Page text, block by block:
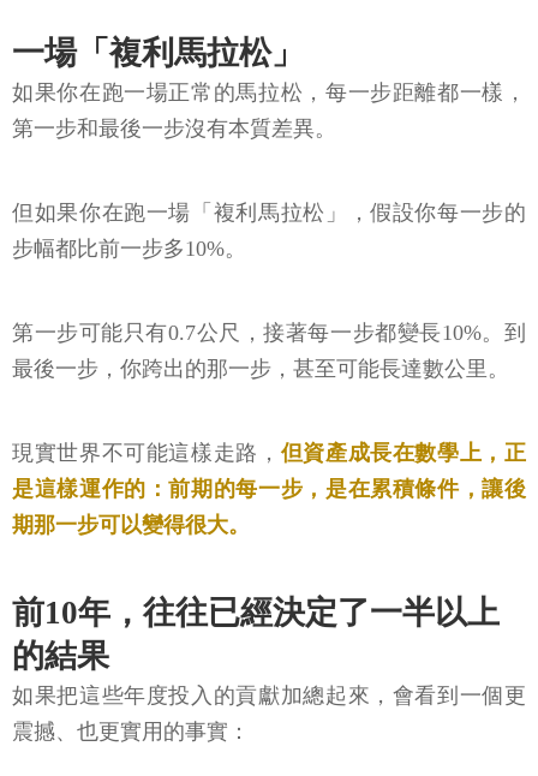
一場「複利馬拉松」
如果你在跑一場正常的馬拉松，每一步距離都一樣，
第一步和最後一步沒有本質差異。
但如果你在跑一場「複利馬拉松」，假設你每一步的
步幅都比前一步多10%。
第一步可能只有0.7公尺，接著每一步都變長10%。到
最後一步，你跨出的那一步，甚至可能長達數公里。
現實世界不可能這樣走路， 但資產成長在數學上，正
是這樣運作的：前期的每一步，是在累積條件，讓後
期那一步可以變得很大。
前10年，往往已經決定了一半以上
的結果
如果把這些年度投入的貢獻加總起來，會看到一個更
震撼、也更實用的事實：